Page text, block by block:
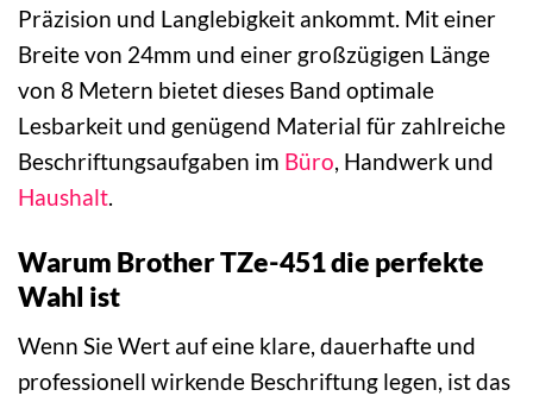
Präzision und Langlebigkeit ankommt. Mit einer
Breite von 24mm und einer großzügigen Länge
von 8 Metern bietet dieses Band optimale
Lesbarkeit und genügend Material für zahlreiche
Beschriftungsaufgaben im Büro, Handwerk und
Haushalt.
Warum Brother TZe-451 die perfekte
Wahl ist
Wenn Sie Wert auf eine klare, dauerhafte und
professionell wirkende Beschriftung legen, ist das